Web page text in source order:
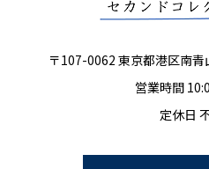
〒107-0062 東京都港区南
営業時間
定休日